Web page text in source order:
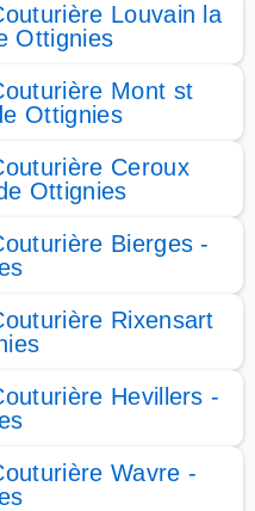
Louvain la
Ottignies
Mont st
Ottignies
Ceroux
Ottignies
Bierges -
Rixensart
Hevillers -
Wavre -